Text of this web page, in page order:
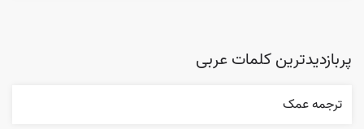
پربازدیدترین کلمات عربی
ترجمه عمک